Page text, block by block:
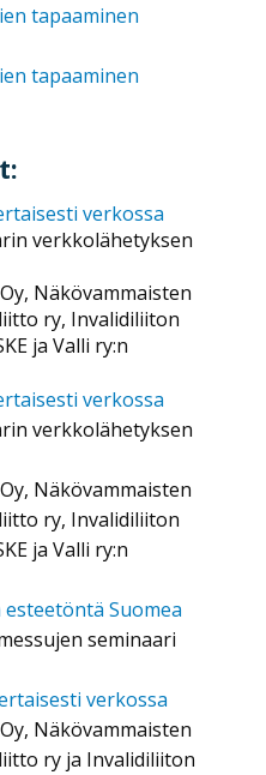
tapaaminen
tapaaminen
verkossa
verkkolähetyksen
Näkövammaisten
ry, Invalidiliiton
ja Valli ry:n
verkossa
verkkolähetyksen
Näkövammaisten
ry, Invalidiliiton
ja Valli ry:n
Suomea
seminaari
verkossa
Näkövammaisten
ry ja Invalidiliiton